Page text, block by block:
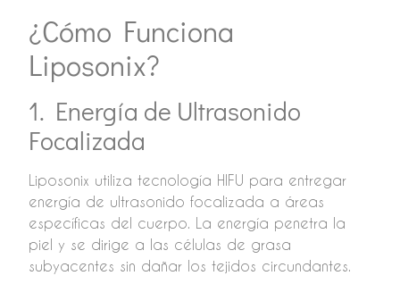
¿Cómo Funciona
Liposonix?
1. Energía de Ultrasonido
Focalizada
Liposonix utiliza tecnología HIFU para entregar
energía de ultrasonido focalizada a áreas
específicas del cuerpo. La energía penetra la
piel y se dirige a las células de grasa
subyacentes sin dañar los tejidos circundantes.